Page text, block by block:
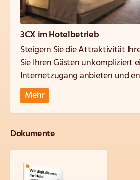
3CX im Hotelbetrieb
Steigern Sie die Attraktivität
Sie Ihren Gästen unkompliziert
Internetzugang anbieten und
Personal durch effiziente digitale
mit ihrer schon bestehenden
Mehr
Dokumente